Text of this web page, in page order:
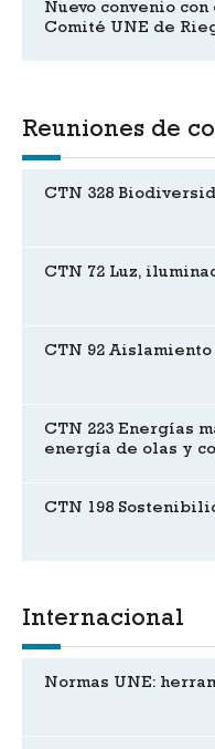
Nuevo convenio
Comité UNE de
Reuniones de
CTN 328
CTN 72 Luz,
CTN 92
CTN 223 Energías
energía de olas y
CTN 198
Internacional
Normas UNE: